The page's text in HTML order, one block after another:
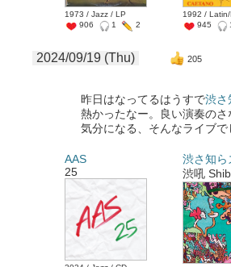
1973 / Jazz / LP
906
1 2
1992 /
945
2024/09/19 (Thu) 205
昨日はなってるはうすで渋さ
熱かったなー。良い演奏の
気分になる、そんなライブで
AAS
25
渋さ知ら
渋吼